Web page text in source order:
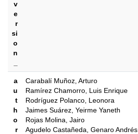
v
e
r
si
o
n
a
u
t
h
o
r
Carabalí Muñoz, Arturo
Ramírez Chamorro, Luis Enrique
Rodríguez Polanco, Leonora
Jaimes Suárez, Yeirme Yaneth
Rojas Molina, Jairo
Agudelo Castañeda, Genaro Andrés